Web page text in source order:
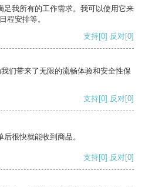
足我所有的工作需求。我可以使用它来
程安排等。
支持[0] 反对[0]
们带来了无限的流畅体验和安全性保
支持[0] 反对[0]
很快就能收到商品。
支持[0] 反对[0]